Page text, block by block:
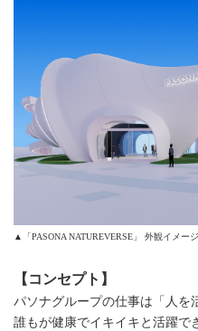
▲「PASONA NATUREVERSE」 外観イメージ
【コンセプト】
パソナグループの仕事は「人を
誰もが健康でイキイキと活躍で